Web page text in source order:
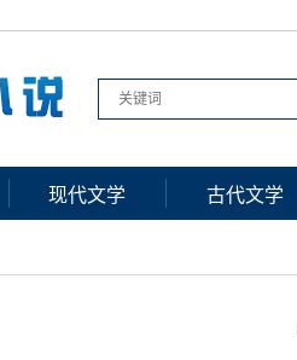
现代文学 古代文学